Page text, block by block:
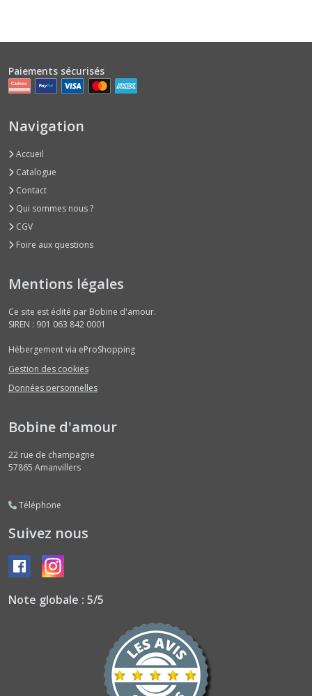
Paiements sécurisés
Navigation
Accueil
Catalogue
Contact
Qui sommes nous ?
CGV
Foire aux questions
Mentions légales
Ce site est édité par Bobine d'amour.
SIREN : 901 063 842 0001
Hébergement via eProShopping
Gestion des cookies
Données personnelles
Bobine d'amour
22 rue de champagne
57865 Amanvillers
Téléphone
Suivez nous
Note globale : 5/5